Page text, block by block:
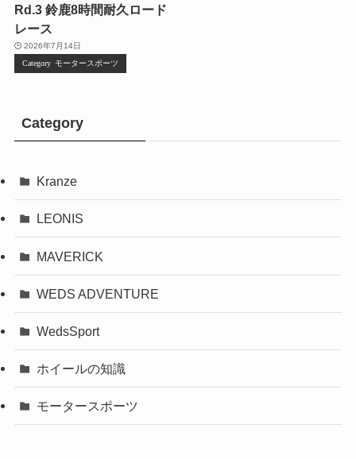
Rd.3 鈴鹿8時間耐久ロード
レース
2026年7月14日
モータースポーツ
Category
Kranze
LEONIS
MAVERICK
WEDS ADVENTURE
WedsSport
ホイールの知識
モータースポーツ